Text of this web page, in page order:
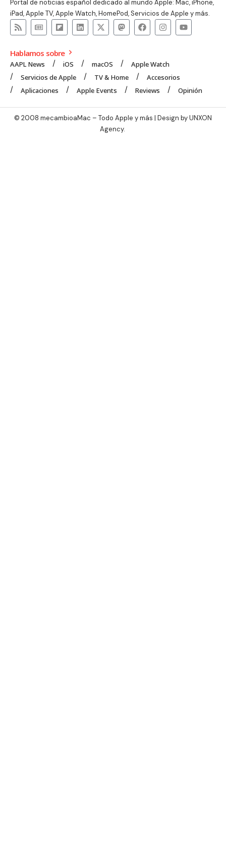
Portal de noticias español dedicado al mundo Apple: Mac, iPhone,
iPad, Apple TV, Apple Watch, HomePod, Servicios de Apple y más.
Hablamos sobre
AAPL News iOS macOS
Apple Watch
Servicios de Apple
TV & Home
Accesorios
Aplicaciones
Apple Events Reviews Opinión
© 2008 mecambioaMac – Todo Apple y más | Design byUNXON
Agency.